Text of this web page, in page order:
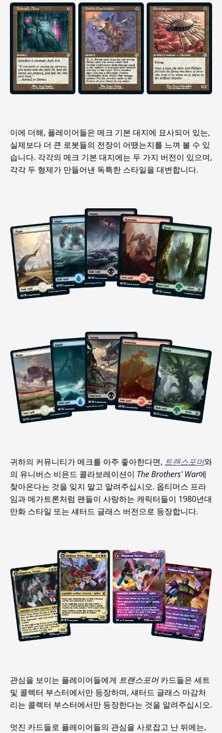
이에 더해, 플레이어들은 메크 기본 대지에 묘사되어 있는,
실제보다 더 큰 로봇들의 전장이 어땠는지를 느껴 볼 수 있
습니다. 각각의 메크 기본 대지에는 두 가지 버전이 있으며,
각각 두 형제가 만들어낸 독특한 스타일을 대변합니다.
귀하의 커뮤니티가 메크를 아주 좋아한다면, 트랜스포머와
의 유니버스 비욘드 콜라보레이션이 The Brothers' War에
찾아온다는 것을 잊지 말고 알려주십시오. 옵티머스 프라
임과 메가트론처럼 팬들이 사랑하는 캐릭터들이 1980년대
만화 스타일 또는 섀터드 글래스 버전으로 등장합니다.
관심을 보이는 플레이어들에게 트랜스포머카드들은 세트
및 콜렉터 부스터에서만 등장하며, 섀터드 글래스 마감처
리는 콜렉터 부스터에서만 등장한다는 것을 알려주십시오.
멋진 카드들로 플레이어들의 관심을 사로잡고 난 뒤에는,